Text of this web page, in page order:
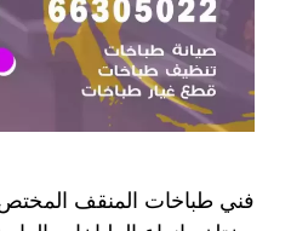
فني طباخات المنقف